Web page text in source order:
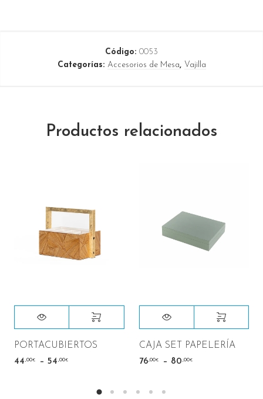
Código: 0053
Categorías: Accesorios de Mesa, Vajilla
Productos relacionados
PORTACUBIERTOS
44 ,00€ – 54 ,00€
CAJA SET PAPELERÍA
76 ,00€ – 80 ,00€